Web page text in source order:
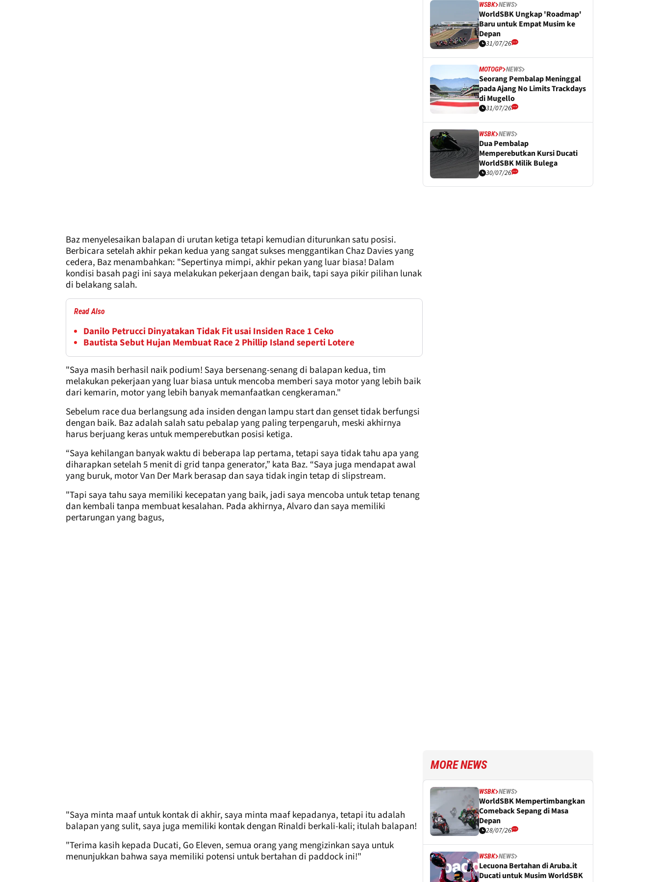
Baz menyelesaikan balapan di urutan ketiga tetapi kemudian diturunkan satu posisi.
Berbicara setelah akhir pekan kedua yang sangat sukses menggantikan Chaz Davies yang
cedera, Baz menambahkan: "Sepertinya mimpi, akhir pekan yang luar biasa! Dalam
kondisi basah pagi ini saya melakukan pekerjaan dengan baik, tapi saya pikir pilihan lunak
di belakang salah.
Read Also
Danilo Petrucci Dinyatakan Tidak Fit usai Insiden Race 1 Ceko
Bautista Sebut Hujan Membuat Race 2 Phillip Island seperti Lotere
"Saya masih berhasil naik podium! Saya bersenang-senang di balapan kedua, tim
melakukan pekerjaan yang luar biasa untuk mencoba memberi saya motor yang lebih baik
dari kemarin, motor yang lebih banyak memanfaatkan cengkeraman."
Sebelum race dua berlangsung ada insiden dengan lampu start dan genset tidak berfungsi
dengan baik. Baz adalah salah satu pebalap yang paling terpengaruh, meski akhirnya
harus berjuang keras untuk memperebutkan posisi ketiga.
“Saya kehilangan banyak waktu di beberapa lap pertama, tetapi saya tidak tahu apa yang
diharapkan setelah 5 menit di grid tanpa generator,” kata Baz. “Saya juga mendapat awal
yang buruk, motor Van Der Mark berasap dan saya tidak ingin tetap di slipstream.
"Tapi saya tahu saya memiliki kecepatan yang baik, jadi saya mencoba untuk tetap tenang
dan kembali tanpa membuat kesalahan. Pada akhirnya, Alvaro dan saya memiliki
pertarungan yang bagus,
"Saya minta maaf untuk kontak di akhir, saya minta maaf kepadanya, tetapi itu adalah
balapan yang sulit, saya juga memiliki kontak dengan Rinaldi berkali-kali; itulah balapan!
"Terima kasih kepada Ducati, Go Eleven, semua orang yang mengizinkan saya untuk
menunjukkan bahwa saya memiliki potensi untuk bertahan di paddock ini!"
WSBK NEWS
WorldSBK Ungkap 'Roadmap'
Baru untuk Empat Musim ke
Depan
31/07/26
MOTOGP NEWS
Seorang Pembalap Meninggal
pada Ajang No Limits Trackdays
di Mugello
31/07/26
WSBK NEWS
Dua Pembalap
Memperebutkan Kursi Ducati
WorldSBK Milik Bulega
30/07/26
MORE NEWS
WSBK NEWS
WorldSBK Mempertimbangkan
Comeback Sepang di Masa
Depan
28/07/26
WSBK NEWS
Lecuona Bertahan di Aruba.it
Ducati untuk Musim WorldSBK